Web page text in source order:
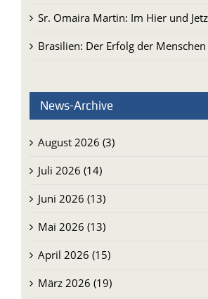
Sr. Omaira Martin: Im Hier und
Brasilien: Der Erfolg der
News-Archive
August 2026 (3)
Juli 2026 (14)
Juni 2026 (13)
Mai 2026 (13)
April 2026 (15)
März 2026 (19)